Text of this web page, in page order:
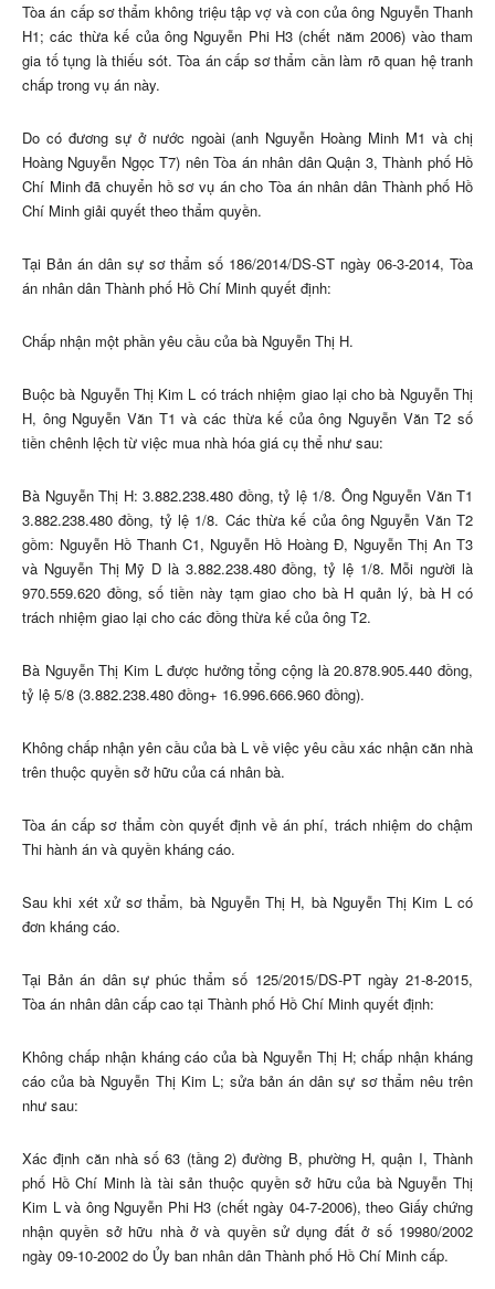
Tòa án cấp sơ thẩm không triệu tập vợ và con của ông Nguyễn Thanh
H1; các thừa kế của ông Nguyễn Phi H3 (chết năm 2006) vào tham
gia tố tụng là thiếu sót. Tòa án cấp sơ thẩm cần làm rõ quan hệ tranh
chấp trong vụ án này.
Do có đương sự ở nước ngoài (anh Nguyễn Hoàng Minh M1 và chị
Hoàng Nguyễn Ngọc T7) nên Tòa án nhân dân Quận 3, Thành phố Hồ
Chí Minh đã chuyển hồ sơ vụ án cho Tòa án nhân dân Thành phố Hồ
Chí Minh giải quyết theo thẩm quyền.
Tại Bản án dân sự sơ thẩm số 186/2014/DS-ST ngày 06-3-2014, Tòa
án nhân dân Thành phố Hồ Chí Minh quyết định:
Chấp nhận một phần yêu cầu của bà Nguyễn Thị H.
Buộc bà Nguyễn Thị Kim L có trách nhiệm giao lại cho bà Nguyễn Thị
H, ông Nguyễn Văn T1 và các thừa kế của ông Nguyễn Văn T2 số
tiền chênh lệch từ việc mua nhà hóa giá cụ thể như sau:
Bà Nguyễn Thị H: 3.882.238.480 đồng, tỷ lệ 1/8. Ông Nguyễn Văn T1
3.882.238.480 đồng, tỷ lệ 1/8. Các thừa kế của ông Nguyễn Văn T2
gồm: Nguyễn Hồ Thanh C1, Nguyễn Hồ Hoàng Đ, Nguyễn Thị An T3
và Nguyễn Thị Mỹ D là 3.882.238.480 đồng, tỷ lệ 1/8. Mỗi người là
970.559.620 đồng, số tiền này tạm giao cho bà H quản lý, bà H có
trách nhiệm giao lại cho các đồng thừa kế của ông T2.
Bà Nguyễn Thị Kim L được hưởng tổng cộng là 20.878.905.440 đồng,
tỷ lệ 5/8 (3.882.238.480 đồng+ 16.996.666.960 đồng).
Không chấp nhận yên cầu của bà L về việc yêu cầu xác nhận căn nhà
trên thuộc quyền sở hữu của cá nhân bà.
Tòa án cấp sơ thẩm còn quyết định về án phí, trách nhiệm do chậm
Thi hành án và quyền kháng cáo.
Sau khi xét xử sơ thẩm, bà Nguyễn Thị H, bà Nguyễn Thị Kim L có
đơn kháng cáo.
Tại Bản án dân sự phúc thẩm số 125/2015/DS-PT ngày 21-8-2015,
Tòa án nhân dân cấp cao tại Thành phố Hồ Chí Minh quyết định:
Không chấp nhận kháng cáo của bà Nguyễn Thị H; chấp nhận kháng
cáo của bà Nguyễn Thị Kim L; sửa bản án dân sự sơ thẩm nêu trên
như sau:
Xác định căn nhà số 63 (tầng 2) đường B, phường H, quận I, Thành
phố Hồ Chí Minh là tài sản thuộc quyền sở hữu của bà Nguyễn Thị
Kim L và ông Nguyễn Phi H3 (chết ngày 04-7-2006), theo Giấy chứng
nhận quyền sở hữu nhà ở và quyền sử dụng đất ở số 19980/2002
ngày 09-10-2002 do Ủy ban nhân dân Thành phố Hồ Chí Minh cấp.